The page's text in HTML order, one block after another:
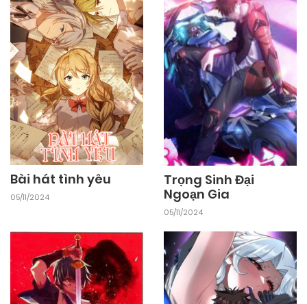
Bài hát tình yêu
05/11/2024
Trọng Sinh Đại
Ngoạn Gia
05/11/2024